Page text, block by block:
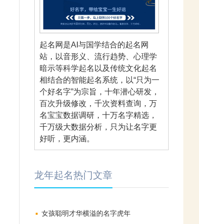
起名网是AI与国学结合的起名网
站，以音形义、流行趋势、心理学
暗示等科学起名以及传统文化起名
相结合的智能起名系统，以“只为一
个好名字”为宗旨，十年潜心研发，
百次升级修改，千次资料查询，万
名宝宝数据调研，十万名字精选，
千万级大数据分析，只为让名字更
好听，更内涵。
龙年起名热门文章
女孩聪明才华横溢的名字虎年